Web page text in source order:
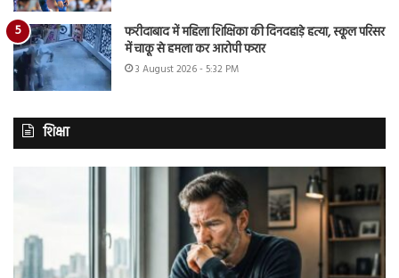
फरीदाबाद में महिला शिक्षिका की दिनदहाड़े हत्या, स्कूल परिसर
में चाकू से हमला कर आरोपी फरार
3 August 2026 - 5:32 PM
शिक्षा